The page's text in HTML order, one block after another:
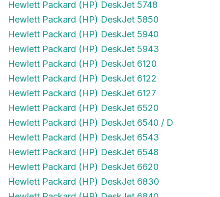
Hewlett Packard (HP) DeskJet 5748
Hewlett Packard (HP) DeskJet 5850
Hewlett Packard (HP) DeskJet 5940
Hewlett Packard (HP) DeskJet 5943
Hewlett Packard (HP) DeskJet 6120
Hewlett Packard (HP) DeskJet 6122
Hewlett Packard (HP) DeskJet 6127
Hewlett Packard (HP) DeskJet 6520
Hewlett Packard (HP) DeskJet 6540 / D
Hewlett Packard (HP) DeskJet 6543
Hewlett Packard (HP) DeskJet 6548
Hewlett Packard (HP) DeskJet 6620
Hewlett Packard (HP) DeskJet 6830